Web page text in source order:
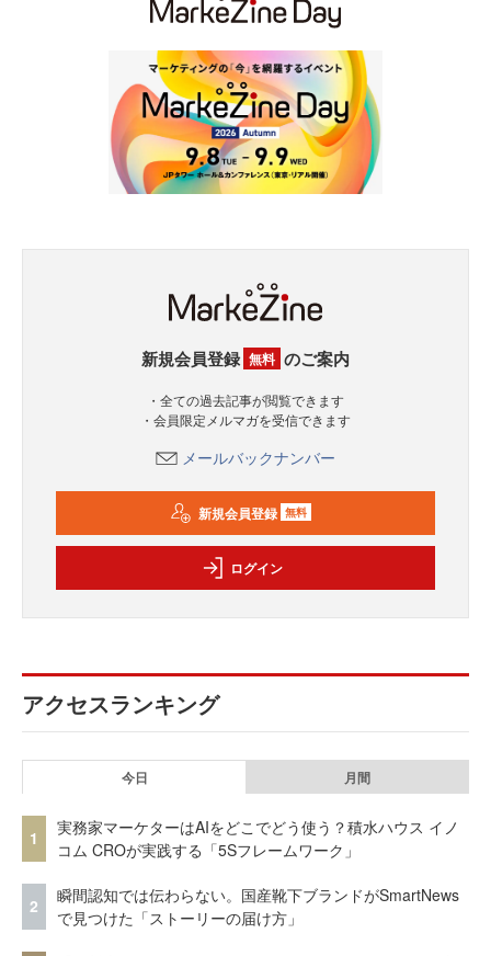
新規会員登録 無料 のご案内
・全ての過去記事が閲覧できます
・会員限定メルマガを受信できます
メールバックナンバー
新規会員登録 無料
ログイン
アクセスランキング
今日 月間
1
実務家マーケターはAIをどこでどう使う？積水ハウス イノ
コム CROが実践する「5Sフレームワーク」
2
瞬間認知では伝わらない。国産靴下ブランドがSmartNews
で見つけた「ストーリーの届け方」